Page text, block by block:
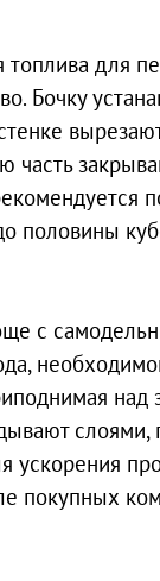
для
Бочку
часть
половины
с
над
слоями,
покупных